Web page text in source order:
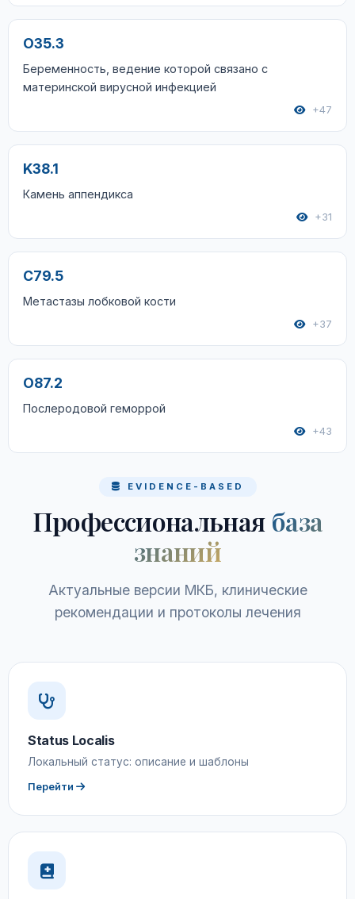
O35.3
Беременность, ведение которой связано с
материнской вирусной инфекцией
+47
K38.1
Камень аппендикса
+31
C79.5
Метастазы лобковой кости
+37
O87.2
Послеродовой геморрой
+43
EVIDENCE-BASED
Профессиональная база
знаний
Актуальные версии МКБ, клинические
рекомендации и протоколы лечения
Status Localis
Локальный статус: описание и шаблоны
Перейти